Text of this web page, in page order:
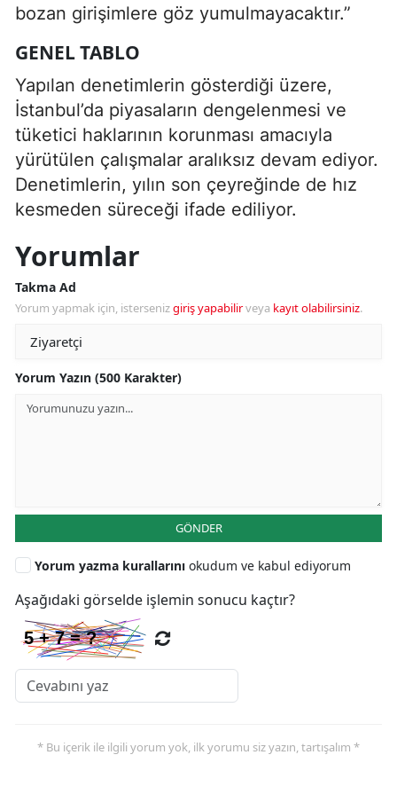
bozan girişimlere göz yumulmayacaktır.”
GENEL TABLO
Yapılan denetimlerin gösterdiği üzere,
İstanbul’da piyasaların dengelenmesi ve
tüketici haklarının korunması amacıyla
yürütülen çalışmalar aralıksız devam ediyor.
Denetimlerin, yılın son çeyreğinde de hız
kesmeden süreceği ifade ediliyor.
Yorumlar
Takma Ad
Yorum yapmak için, istersenizgiriş yapabilirveya kayıt olabilirsiniz.
Yorum Yazın (500 Karakter)
GÖNDER
Yorum yazma kurallarını okudum ve kabul ediyorum
Aşağıdaki görselde işlemin sonucu kaçtır?
* Bu içerik ile ilgili yorum yok, ilk yorumu siz yazın, tartışalım *